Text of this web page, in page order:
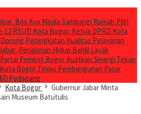
Bos Ayo Media Sambangi Rumah PWI
12 RSUD Kota Bogor, Ketua DPRD Kota
Peningkatan Kualitas Pelayanan
Perjalanan Hidup Bahlil Layak
Pemkot Bogor Kuatkan Sinergi Tekan
Bogor Tinjau Pembangunan Pasar
Pedagang
Kota Bogor
Gubernur Jabar Minta
Museum Batutulis